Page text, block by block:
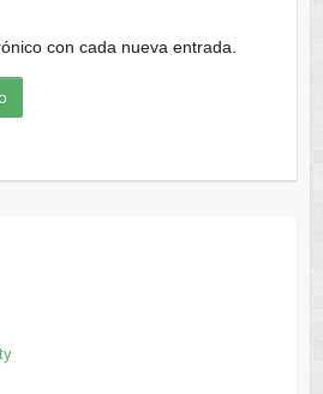
con cada nueva entrada.